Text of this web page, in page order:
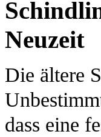
Neuzeit
Die ältere
dass eine